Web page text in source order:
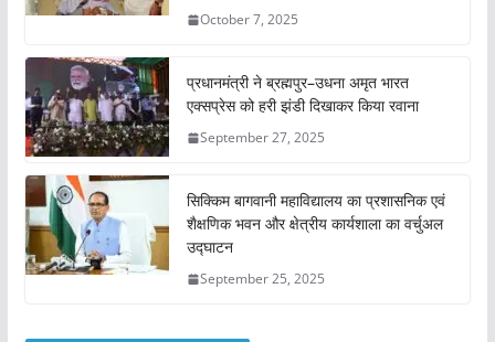
October 7, 2025
प्रधानमंत्री ने ब्रह्मपुर–उधना अमृत भारत
एक्सप्रेस को हरी झंडी दिखाकर किया रवाना
September 27, 2025
सिक्किम बागवानी महाविद्यालय का प्रशासनिक एवं
शैक्षणिक भवन और क्षेत्रीय कार्यशाला का वर्चुअल
उद्घाटन
September 25, 2025